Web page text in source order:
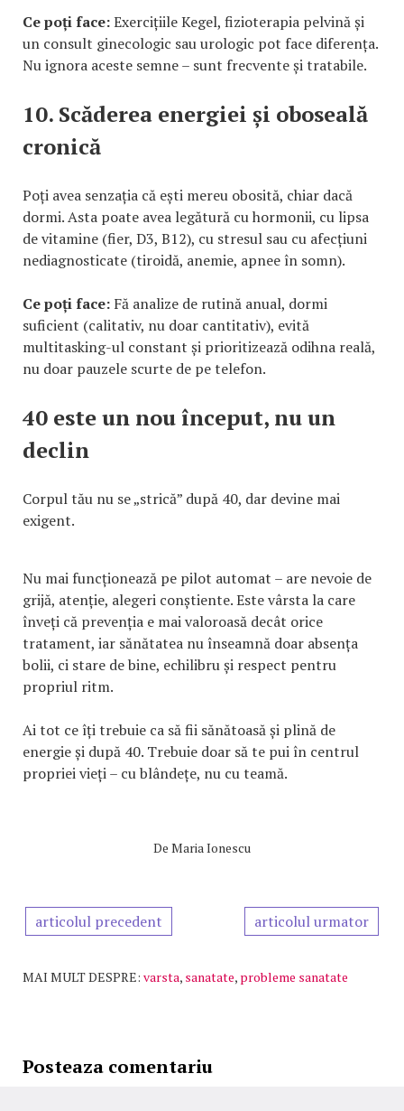
Ce poți face:Exercițiile Kegel, fizioterapia pelvină și
un consult ginecologic sau urologic pot face diferența.
Nu ignora aceste semne – sunt frecvente și tratabile.
10. Scăderea energiei și oboseală
cronică
Poți avea senzația că ești mereu obosită, chiar dacă
dormi. Asta poate avea legătură cu hormonii, cu lipsa
de vitamine (fier, D3, B12), cu stresul sau cu afecțiuni
nediagnosticate (tiroidă, anemie, apnee în somn).
Ce poți face: Fă analize de rutină anual, dormi
suficient (calitativ, nu doar cantitativ), evită
multitasking-ul constant și prioritizează odihna reală,
nu doar pauzele scurte de pe telefon.
40 este un nou început, nu un
declin
Corpul tău nu se „strică” după 40, dar devine mai
exigent.
Nu mai funcționează pe pilot automat – are nevoie de
grijă, atenție, alegeri conștiente. Este vârsta la care
înveți că prevenția e mai valoroasă decât orice
tratament, iar sănătatea nu înseamnă doar absența
bolii, ci stare de bine, echilibru și respect pentru
propriul ritm.
Ai tot ce îți trebuie ca să fii sănătoasă și plină de
energie și după 40. Trebuie doar să te pui în centrul
propriei vieți – cu blândețe, nu cu teamă.
De Maria Ionescu
articolul precedent articolul urmator
MAI MULT DESPRE: varsta, sanatate, probleme sanatate
Posteaza comentariu